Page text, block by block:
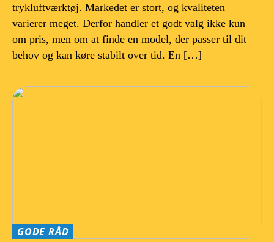
trykluftværktøj. Markedet er stort, og kvaliteten
varierer meget. Derfor handler et godt valg ikke kun
om pris, men om at finde en model, der passer til dit
behov og kan køre stabilt over tid. En […]
GODE RÅD